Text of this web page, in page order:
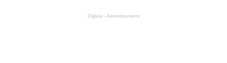
Oglasi - Advertisement